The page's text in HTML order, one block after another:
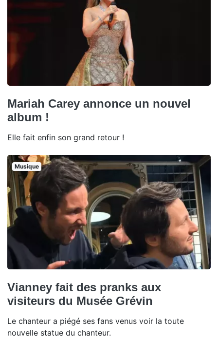
Mariah Carey annonce un nouvel
album !
Elle fait enfin son grand retour !
Musique
Vianney fait des pranks aux
visiteurs du Musée Grévin
Le chanteur a piégé ses fans venus voir la toute
nouvelle statue du chanteur.